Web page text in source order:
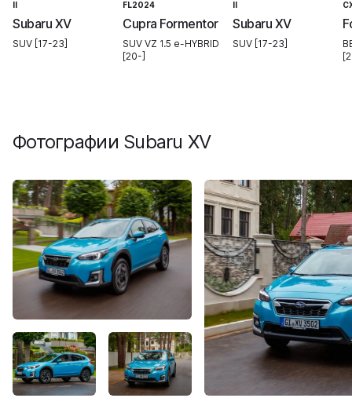
II
Subaru XV
SUV [17-23]
FL2024
Cupra Formentor
SUV VZ 1.5 e-HYBRID
[20-]
II
Subaru XV
SUV [17-23]
Фотографии Subaru XV